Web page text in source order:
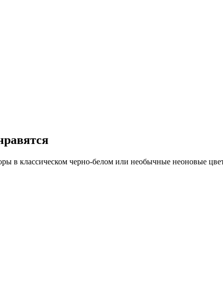
в классическом черно-белом или необычные неоновые